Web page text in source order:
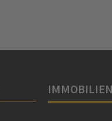
IMMOBILIEN